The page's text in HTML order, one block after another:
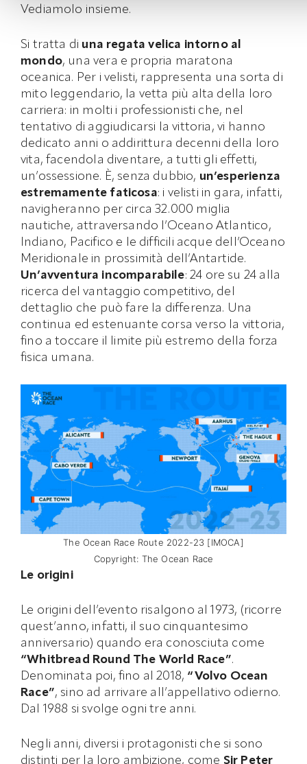
Vediamolo insieme.
Si tratta di una regata velica intorno al
mondo, una vera e propria maratona
oceanica. Per i velisti, rappresenta una sorta di
mito leggendario, la vetta più alta della loro
carriera: in molti i professionisti che, nel
tentativo di aggiudicarsi la vittoria, vi hanno
dedicato anni o addirittura decenni della loro
vita, facendola diventare, a tutti gli effetti,
un’ossessione. È, senza dubbio, un’esperienza
estremamente faticosa: i velisti in gara, infatti,
navigheranno per circa 32.000 miglia
nautiche, attraversando l’Oceano Atlantico,
Indiano, Pacifico e le difficili acque dell’Oceano
Meridionale in prossimità dell’Antartide.
Un’avventura incomparabile: 24 ore su 24 alla
ricerca del vantaggio competitivo, del
dettaglio che può fare la differenza. Una
continua ed estenuante corsa verso la vittoria,
fino a toccare il limite più estremo della forza
fisica umana.
The Ocean Race Route 2022-23 [IMOCA]
Copyright: The Ocean Race
Le origini
Le origini dell’evento risalgono al 1973, (ricorre
quest’anno, infatti, il suo cinquantesimo
anniversario) quando era conosciuta come
“Whitbread Round The World Race”.
Denominata poi, fino al 2018, “Volvo Ocean
Race”, sino ad arrivare all’appellativo odierno.
Dal 1988 si svolge ogni tre anni.
Negli anni, diversi i protagonisti che si sono
distinti per la loro ambizione, come Sir Peter